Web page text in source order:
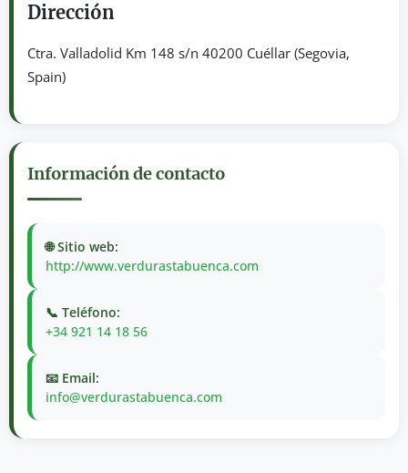
Dirección
Ctra. Valladolid Km 148 s/n 40200 Cuéllar (Segovia,
Spain)
Información de contacto
🌐 Sitio web:
http://www.verdurastabuenca.com
📞 Teléfono:
+34 921 14 18 56
📧 Email:
info@verdurastabuenca.com